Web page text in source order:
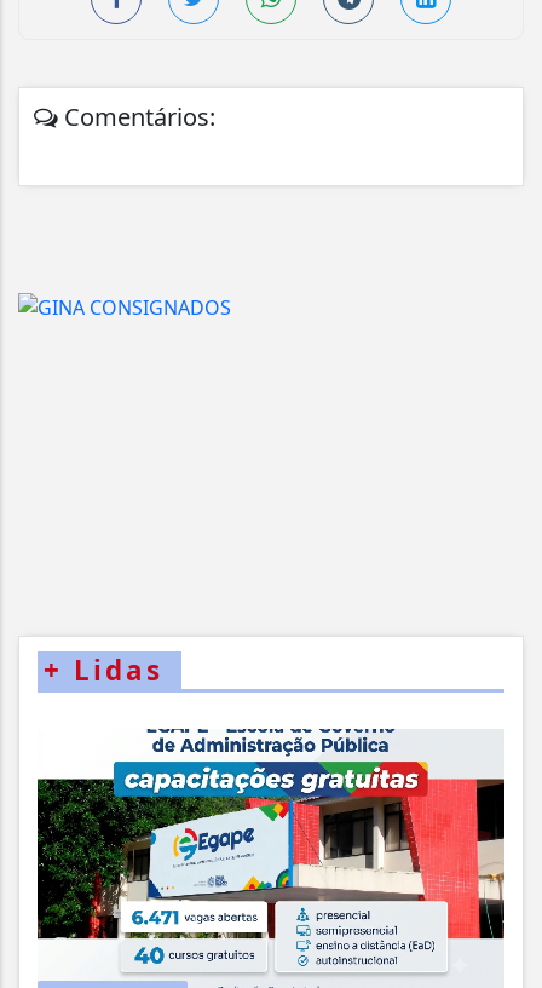
Comentários:
+ Lidas